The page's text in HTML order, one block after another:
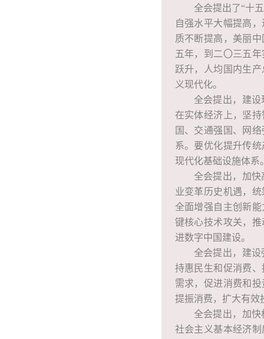
全会提出了“十
自强水平大幅提高
质不断提高，美丽
五年，到二〇三五
跃升，人均国内生
义现代化。
全会提出，建
在实体经济上，坚
国、交通强国、网
系。要优化提升传
现代化基础设施体系
全会提出，加
业变革历史机遇，
全面增强自主创新
键核心技术攻关，
进数字中国建设。
全会提出，建
持惠民生和促消费
需求，促进消费和
提振消费，扩大有效
全会提出，加
社会主义基本经济